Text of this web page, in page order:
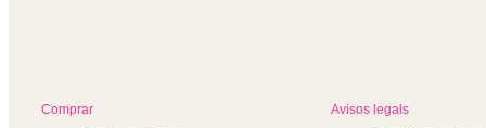
Comprar
Avisos legals